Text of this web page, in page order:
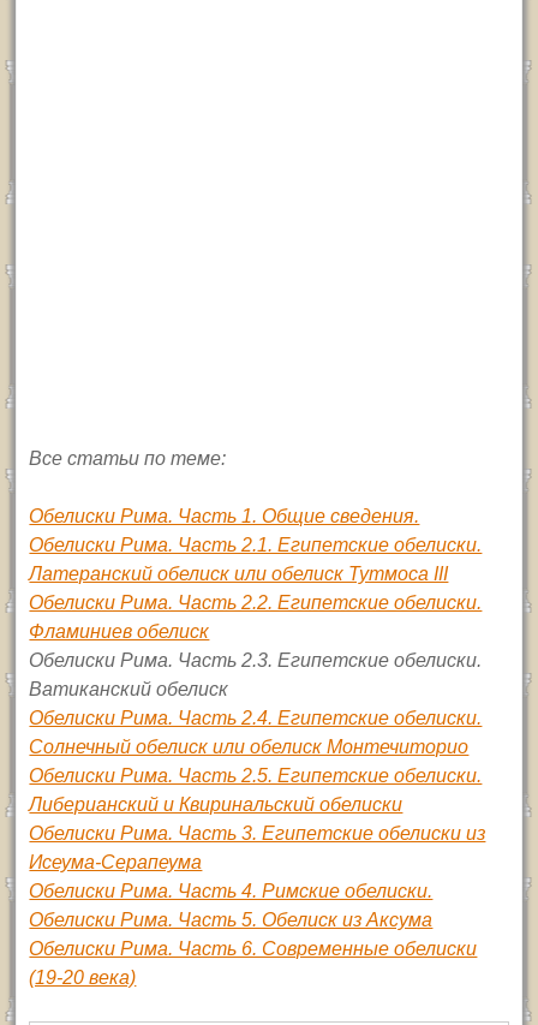
Все статьи по теме:
Обелиски Рима. Часть 1. Общие сведения.
Обелиски Рима. Часть 2.1. Египетские обелиски.
Латеранский обелиск или обелиск Тутмоса III
Обелиски Рима. Часть 2.2. Египетские обелиски.
Фламиниев обелиск
Обелиски Рима. Часть 2.3. Египетские обелиски.
Ватиканский обелиск
Обелиски Рима. Часть 2.4. Египетские обелиски.
Солнечный обелиск или обелиск Монтечиторио
Обелиски Рима. Часть 2.5. Египетские обелиски.
Либерианский и Квиринальский обелиски
Обелиски Рима. Часть 3. Египетские обелиски из
Исеума-Серапеума
Обелиски Рима. Часть 4. Римские обелиски.
Обелиски Рима. Часть 5. Обелиск из Аксума
Обелиски Рима. Часть 6. Современные обелиски
(19-20 века)